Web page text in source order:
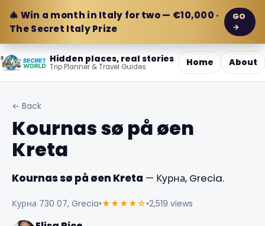
🎄 Win a month in Italy for two — €10,000 ·
The Secret Italy Prize
GO
→
Hidden places, real stories
Trip Planner & Travel Guides Home About
← Back
Kournas sø på øen
Kreta
Kournas sø på øen Kreta — Курна, Grecia.
Курна 730 07, Grecia•★★★★☆•2,519 views